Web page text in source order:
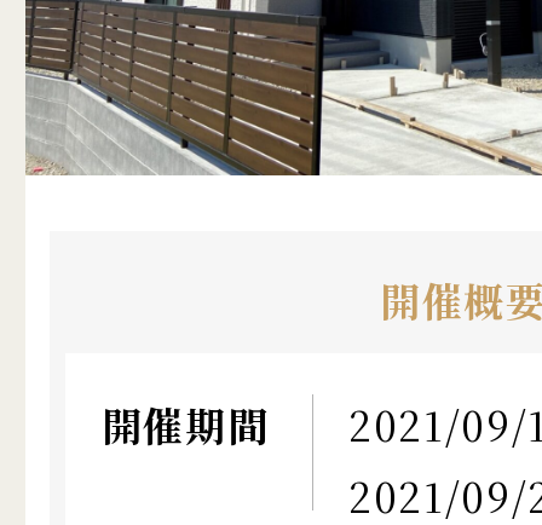
開催概
開催期間
2021/09/
2021/09/